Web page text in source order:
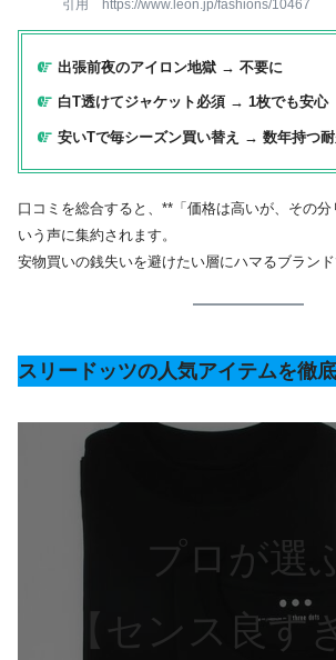
引用 https://www.leon.jp/fashions/10467
出張前夜のアイロン地獄 → 不要に
白T透けてジャケット必須 → 1枚でも安心
安いTで毎シーズン買い替え → 数年持つ
口コミを総合すると、**「価格は高いが、その分
いう声に集約されます。
安物買いの銭失いを避けたい層にハマるブランド
スリードッツの人気アイテムを徹
プロが選
【センス良す